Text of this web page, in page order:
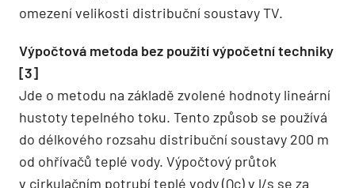
omezení velikosti distribuční soustavy TV.
Výpočtová metoda bez použití výpočetní techniky
[3]
Jde o metodu na základě zvolené hodnoty lineární
hustoty tepelného toku. Tento způsob se používá
do délkového rozsahu distribuční soustavy 200 m
od ohřívačů teplé vody. Výpočtový průtok
v cirkulačním potrubí teplé vody (Qc) v l/s se za